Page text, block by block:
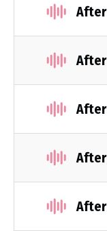
After
After